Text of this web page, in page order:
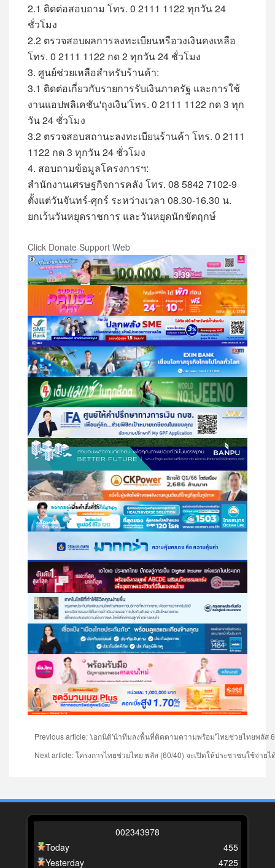
2.1 ติดต่อสอบถาม โทร. 0 2111 1122 ทุกวัน 24
ชั่วโมง
2.2 ตรวจสอบผลการลงทะเบียนหรือวงเงินคงเหลือ
โทร. 0 2111 1122 กด 2 ทุกวัน 24 ชั่วโมง
3. ศูนย์ช่วยเหลือสำหรับร้านค้า:
3.1 ติดต่อเกี่ยวกับรายการรับเงินภาครัฐ และการใช้
งานแอปพลิเคชัน'ถุงเงิน'โทร. 0 2111 1122 กด 3 ทุก
วัน 24 ชั่วโมง
3.2 ตรวจสอบสถานะลงทะเบียนร้านค้า โทร. 0 2111
1122 กด 3 ทุกวัน 24 ชั่วโมง
4. สอบถามข้อมูลโครงการฯ:
สำนักงานเศรษฐกิจการคลัง โทร. 08 5842 7102-9
ตั้งแต่วันจันทร์-ศุกร์ ระหว่างเวลา 08.30-16.30 น.
ยกเว้นวันหยุดราชการ และวันหยุดนักขัตฤกษ์
Click Donate Support Web
Previous article: 'เอกนิติ'นำทีมลงพื้นที่ติดตามความพร้อม'ไทยช่วยไทยพลัส
Next article: โครงการไทยช่วยไทย พลัส (60/40) จะเปิดให้ประชาชนใช้จ่า
002343978
Today
Yesterday
455
4725